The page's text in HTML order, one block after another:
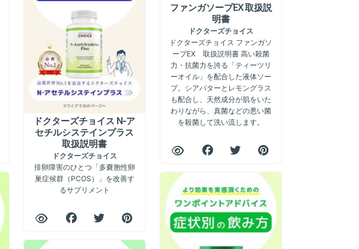
ドクターズチョイス N-ア
セチルシステインプラス
取扱説明書
ドクターズチョイス
排卵障害のひとつ「多嚢胞性卵
巣症候群（PCOS）」を改善す
るサプリメント
ファンガソープEX 取扱説
明書
ドクターズチョイス
ドクターズチョイス ファンガソ
ープEX 取扱説明書 高い殺菌
力・抗菌力を誇る「ティーツリ
ーオイル」を配合した液体ソー
プ。シアバターとレモングラス
も配合し、天然成分が肌をいた
わりながら、真菌などの悪い菌
を殺菌して洗い流します。